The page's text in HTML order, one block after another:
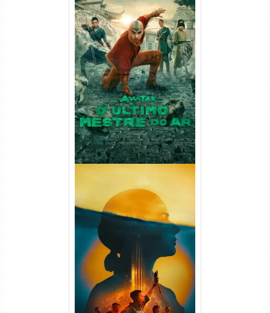
Avatar: O Último Mestre do
Ar 2ª Temporada Torrent
(2026) WEB-DL 1080p Dual
Áudio
Silo 2ª Temporada (2024)
WEB-DL 1080p Dual Áudio